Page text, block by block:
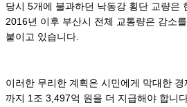
당시 5개에 불과하던 낙동강 횡단 교량
2016년 이후 부산시 전체 교통량은 감소
붙이고 있습니다.
이러한 무리한 계획은 시민에게 막대한
까지 1조 3,497억 원을 더 지급해야 합니